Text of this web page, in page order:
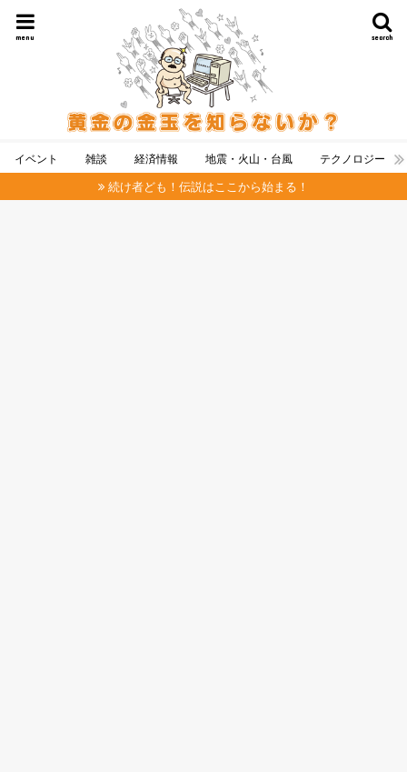
search
menu
イベント 雑談 経済情報 地震・火山・台風 テクノロジー
続け者ども！伝説はここから始まる！